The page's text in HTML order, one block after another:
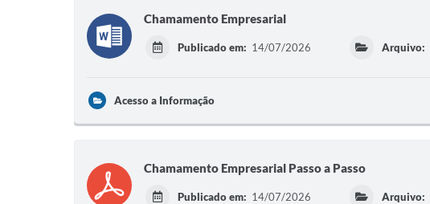
Chamamento Empresarial
Publicado em: 14/07/2026 Arquivo:
Acesso a Informação
Chamamento Empresarial Passo a Passo
Publicado em: 14/07/2026 Arquivo: